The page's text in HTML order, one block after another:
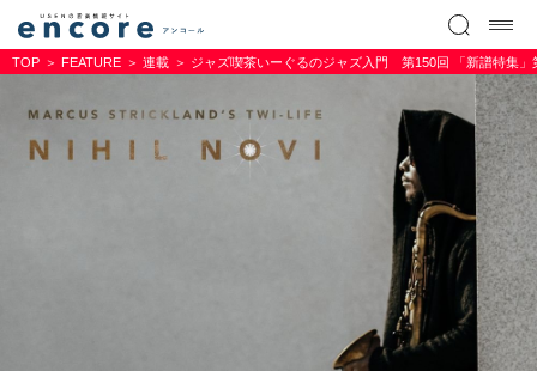
TOP FEATURE 連載 ジャズ喫茶いーぐるのジャズ入門 第150回 「新譜特集」